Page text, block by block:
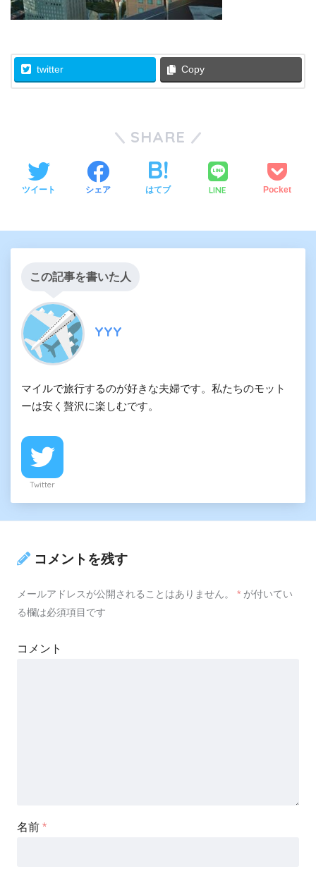
twitter Copy
SHARE
ツイート シェア はてブ LINE Pocket
この記事を書いた人
YYY
マイルで旅行するのが好きな夫婦です。私たちのモット
ーは安く贅沢に楽しむです。
Twitter
コメントを残す
メールアドレスが公開されることはありません。 * が付いてい
る欄は必須項目です
コメント
名前 *